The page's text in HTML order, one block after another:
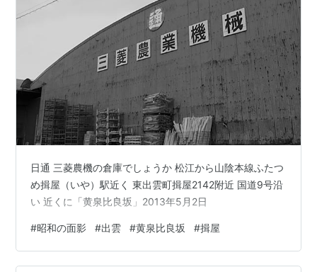
日通 三菱農機の倉庫でしょうか 松江から山陰本線ふたつ
め揖屋（いや）駅近く 東出雲町揖屋2142附近 国道9号沿
い 近くに「黄泉比良坂」2013年5月2日
#昭和の面影 #出雲 #黄泉比良坂 #揖屋